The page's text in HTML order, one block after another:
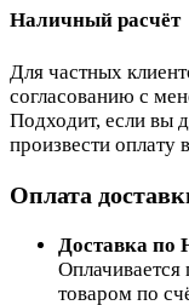
Наличный расчёт
Для частных
согласованию с
Подходит, если вы
произвести оплату
Оплата
Доставка по
Оплачивается
товаром по